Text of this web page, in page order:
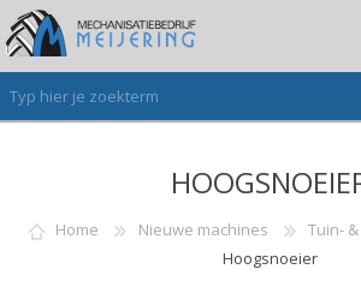
AANMELDEN ALS NIEUWE KLANT
INLOGGEN
Home Nieuwe machines
Tuin-
Hoogsnoeier